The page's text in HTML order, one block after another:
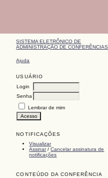
SISTEMA ELETRÔNICO DE
ADMINISTRAÇÃO DE CONFERÊNCIAS
Ajuda
USUÁRIO
Login
Senha
Lembrar de mim
NOTIFICAÇÕES
Visualizar
Assinar/Cancelar assinatura de
notificações
CONTEÚDO DA CONFERÊNCIA